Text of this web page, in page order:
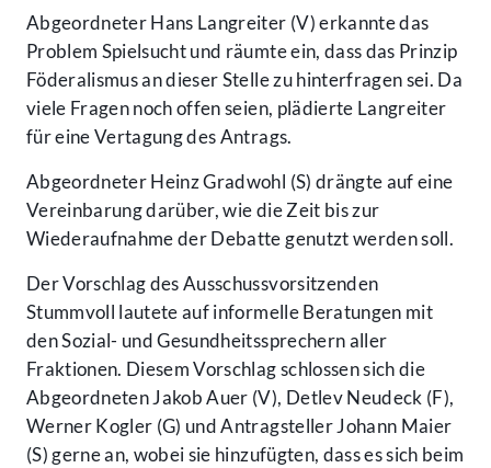
Abgeordneter Hans Langreiter (V) erkannte das
Problem Spielsucht und räumte ein, dass das Prinzip
Föderalismus an dieser Stelle zu hinterfragen sei. Da
viele Fragen noch offen seien, plädierte Langreiter
für eine Vertagung des Antrags.
Abgeordneter Heinz Gradwohl (S) drängte auf eine
Vereinbarung darüber, wie die Zeit bis zur
Wiederaufnahme der Debatte genutzt werden soll.
Der Vorschlag des Ausschussvorsitzenden
Stummvoll lautete auf informelle Beratungen mit
den Sozial- und Gesundheitssprechern aller
Fraktionen. Diesem Vorschlag schlossen sich die
Abgeordneten Jakob Auer (V), Detlev Neudeck (F),
Werner Kogler (G) und Antragsteller Johann Maier
(S) gerne an, wobei sie hinzufügten, dass es sich beim